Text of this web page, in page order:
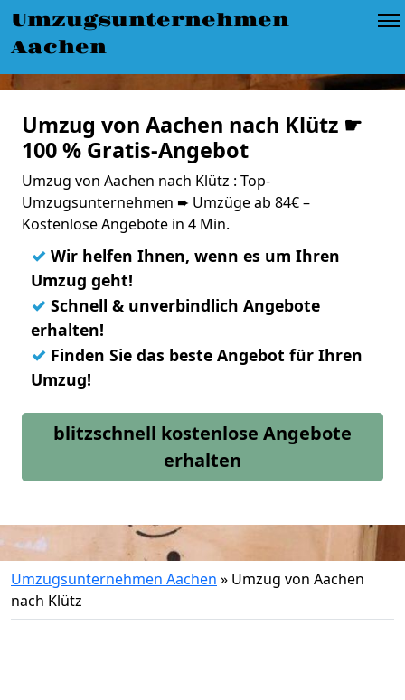
Umzugsunternehmen
Aachen
Umzug von Aachen nach Klütz ☛
100 % Gratis-Angebot
Umzug von Aachen nach Klütz : Top-
Umzugsunternehmen ➨ Umzüge ab 84€ –
Kostenlose Angebote in 4 Min.
✓ Wir helfen Ihnen, wenn es um Ihren
Umzug geht!
✓ Schnell & unverbindlich Angebote
erhalten!
✓ Finden Sie das beste Angebot für Ihren
Umzug!
blitzschnell kostenlose Angebote
erhalten
Umzugsunternehmen Aachen » Umzug von Aachen
nach Klütz